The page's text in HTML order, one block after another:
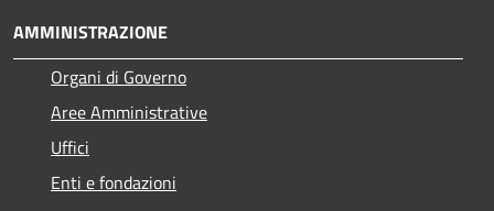
AMMINISTRAZIONE
Organi di Governo
Aree Amministrative
Uffici
Enti e fondazioni